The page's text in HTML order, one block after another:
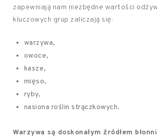
zapewniają nam niezbędne wartości
kluczowych grup zaliczają się:
warzywa,
owoce,
kasze,
mięso,
ryby,
nasiona roślin strączkowych.
Warzywa są doskonałym źródłem